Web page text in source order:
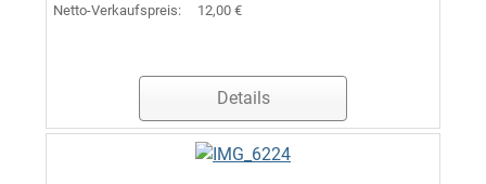
Netto-Verkaufspreis: 12,00 €
Details